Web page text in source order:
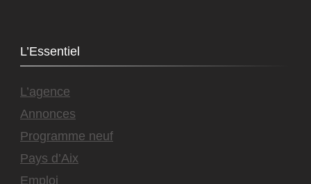
L’Essentiel
L’agence
Annonces
Programme neuf
Pays d’Aix
Emploi